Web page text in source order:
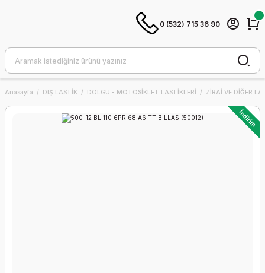
0 (532) 715 36 90
Anasayfa DIŞ LASTİK DOLGU - MOTOSİKLET LASTİKLERİ ZİRAİ VE DİĞER
İndirim